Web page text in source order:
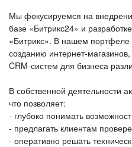
Мы фокусируемся на
базе «Битрикс24» и
«Битрикс». В нашем
созданию
CRM‑систем для бизнеса
В собственной деятельности
что позволяет:
- глубоко понимать
- предлагать клиентам
- оперативно решать